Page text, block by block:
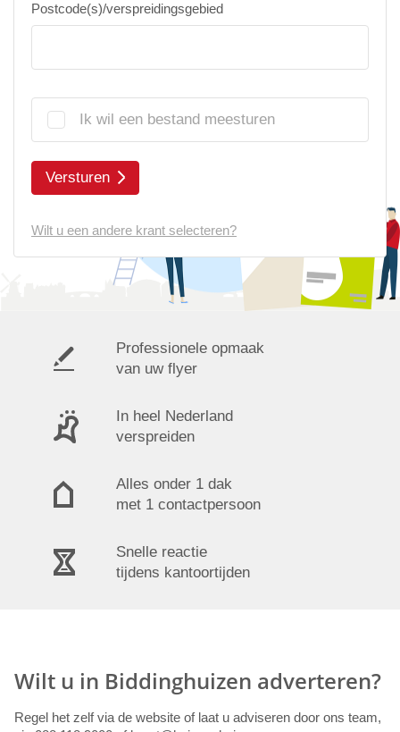
Postcode(s)/verspreidingsgebied
Ik wil een bestand meesturen
Versturen
Wilt u een andere krant selecteren?
Professionele opmaak
van uw flyer
In heel Nederland
verspreiden
Alles onder 1 dak
met 1 contactpersoon
Snelle reactie
tijdens kantoortijden
Wilt u in Biddinghuizen adverteren?
Regel het zelf via de website of laat u adviseren door ons team,